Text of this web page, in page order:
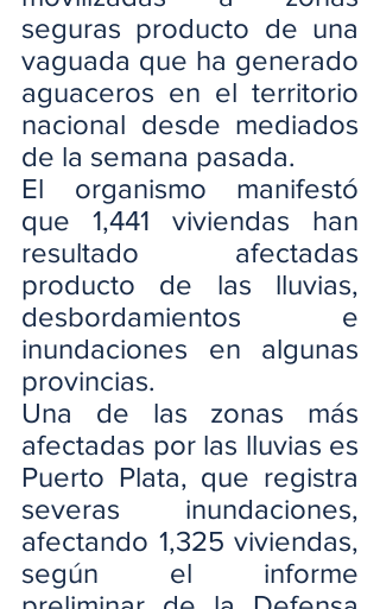
seguras producto de una
vaguada que ha generado
aguaceros en el territorio
nacional desde mediados
de la semana pasada.
El organismo manifestó
que 1,441 viviendas han
resultado afectadas
producto de las lluvias,
desbordamientos e
inundaciones en algunas
provincias.
Una de las zonas más
afectadas por las lluvias es
Puerto Plata, que registra
severas inundaciones,
afectando 1,325 viviendas,
según el informe